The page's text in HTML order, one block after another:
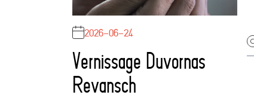
2026-06-24
Vernissage Duvornas
Revansch